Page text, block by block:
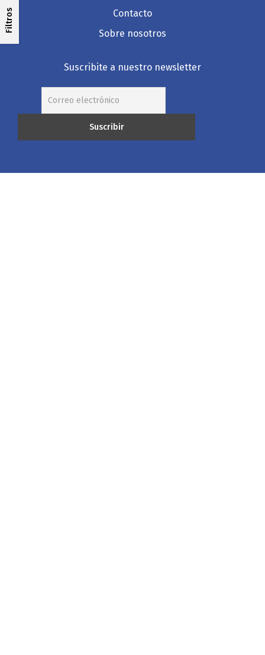
Filtros
Contacto
Sobre nosotros
Suscribite a nuestro newsletter